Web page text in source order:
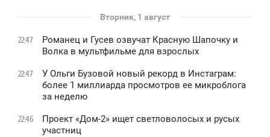
Вторник, 1 август
22:47
Романец и Гусев озвучат Красную Шапочку и
Волка в мультфильме для взрослых
22:47
У Ольги Бузовой новый рекорд в Инстаграм:
более 1 миллиарда просмотров ее микроблога
за неделю
22:46
Проект «Дом-2» ищет светловолосых и русых
участниц